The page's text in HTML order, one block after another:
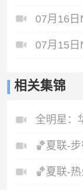
07月15日
相关集锦